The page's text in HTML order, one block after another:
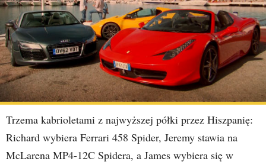
Trzema kabrioletami z najwyższej półki przez Hiszpanię:
Richard wybiera Ferrari 458 Spider, Jeremy stawia na
McLarena MP4-12C Spidera, a James wybiera się w